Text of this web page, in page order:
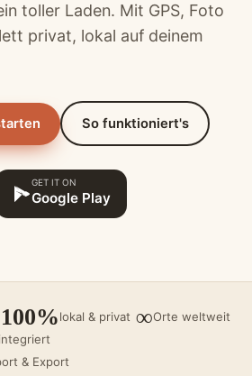
toller Laden. Mit GPS, Foto
privat, lokal auf deinem
So funktioniert's
GET IT ON
Google Play
100%lokal & privat ∞Orte weltweit
& Export